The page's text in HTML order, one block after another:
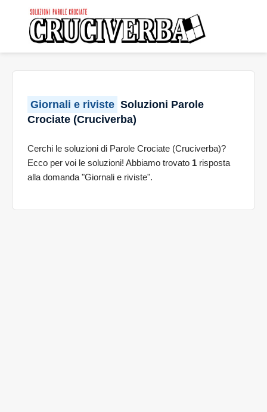
Giornali e riviste Soluzioni Parole
Crociate (Cruciverba)
Cerchi le soluzioni di Parole Crociate (Cruciverba)?
Ecco per voi le soluzioni! Abbiamo trovato 1 risposta
alla domanda "Giornali e riviste".